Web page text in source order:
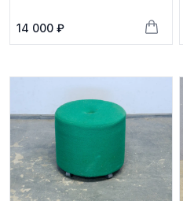
14 000 ₽